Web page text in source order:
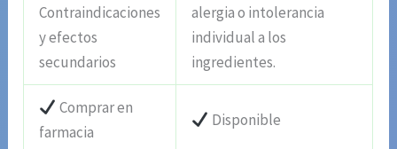
Contraindicaciones
y efectos
secundarios
alergia o intolerancia
individual a los
ingredientes.
Comprar en
farmacia
Disponible